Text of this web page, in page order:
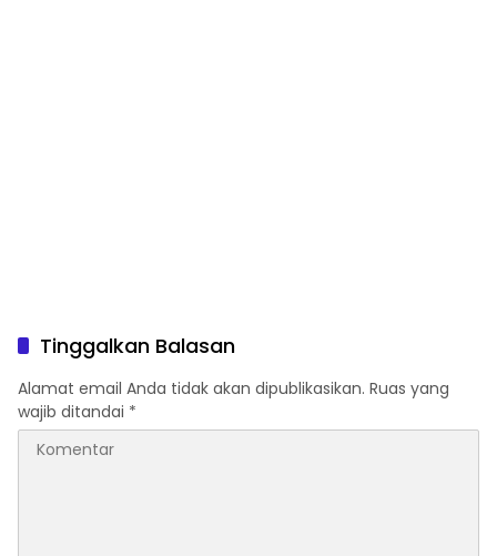
Tinggalkan Balasan
Alamat email Anda tidak akan dipublikasikan. Ruas yang
wajib ditandai *